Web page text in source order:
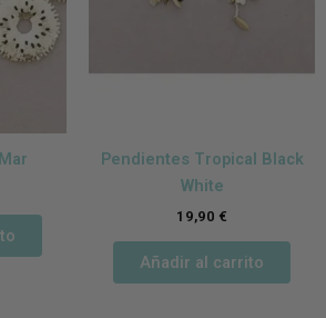
Pendientes Tropical Black
White
19,90 €
Añadir al carrito